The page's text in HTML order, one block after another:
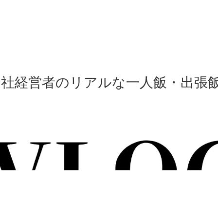
経営者のリアルな一人飯・出張